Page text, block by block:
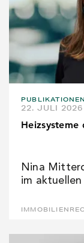
PUBLIKATIONEN
22. JULI 2026
Nina
im